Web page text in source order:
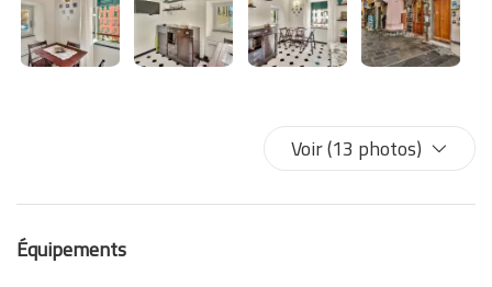
Voir (13 photos)
Équipements